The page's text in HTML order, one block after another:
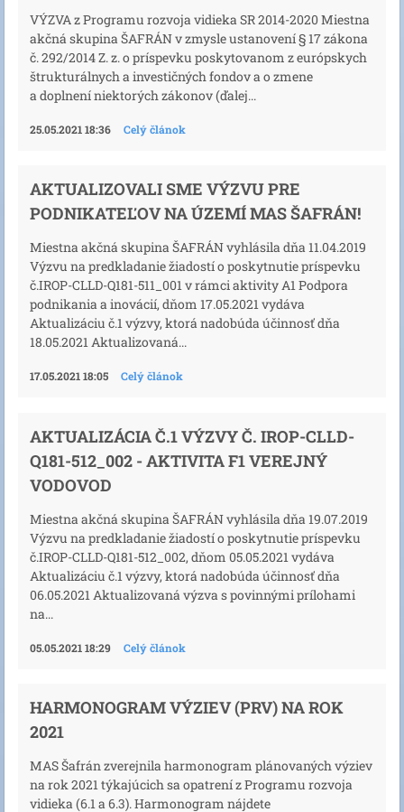
VÝZVA z Programu rozvoja vidieka SR 2014-2020 Miestna
akčná skupina ŠAFRÁN v zmysle ustanovení § 17 zákona
č. 292/2014 Z. z. o príspevku poskytovanom z európskych
štrukturálnych a investičných fondov a o zmene
a doplnení niektorých zákonov (ďalej...
25.05.2021 18:36 Celý článok
AKTUALIZOVALI SME VÝZVU PRE
PODNIKATEĽOV NA ÚZEMÍ MAS ŠAFRÁN!
Miestna akčná skupina ŠAFRÁN vyhlásila dňa 11.04.2019
Výzvu na predkladanie žiadostí o poskytnutie príspevku
č.IROP-CLLD-Q181-511_001 v rámci aktivity A1 Podpora
podnikania a inovácií, dňom 17.05.2021 vydáva
Aktualizáciu č.1 výzvy, ktorá nadobúda účinnosť dňa
18.05.2021 Aktualizovaná...
17.05.2021 18:05 Celý článok
AKTUALIZÁCIA Č.1 VÝZVY Č. IROP-CLLD-
Q181-512_002 - AKTIVITA F1 VEREJNÝ
VODOVOD
Miestna akčná skupina ŠAFRÁN vyhlásila dňa 19.07.2019
Výzvu na predkladanie žiadostí o poskytnutie príspevku
č.IROP-CLLD-Q181-512_002, dňom 05.05.2021 vydáva
Aktualizáciu č.1 výzvy, ktorá nadobúda účinnosť dňa
06.05.2021 Aktualizovaná výzva s povinnými prílohami
na...
05.05.2021 18:29 Celý článok
HARMONOGRAM VÝZIEV (PRV) NA ROK
2021
MAS Šafrán zverejnila harmonogram plánovaných výziev
na rok 2021 týkajúcich sa opatrení z Programu rozvoja
vidieka (6.1 a 6.3). Harmonogram nájdete